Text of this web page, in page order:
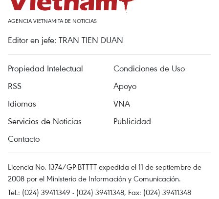
AGENCIA VIETNAMITA DE NOTICIAS
Editor en jefe: TRAN TIEN DUAN
Propiedad Intelectual
Condiciones de Uso
RSS
Apoyo
Idiomas
VNA
Servicios de Noticias
Publicidad
Contacto
Licencia No. 1374/GP-BTTTT expedida el 11 de septiembre de
2008 por el Ministerio de Información y Comunicación.
Tel.: (024) 39411349 - (024) 39411348, Fax: (024) 39411348